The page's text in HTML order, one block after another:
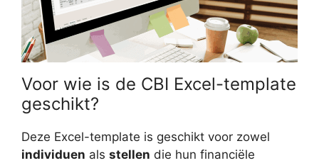
Voor wie is de CBI Excel-template
geschikt?
Deze Excel-template is geschikt voor zowel
individuen als stellen die hun financiële